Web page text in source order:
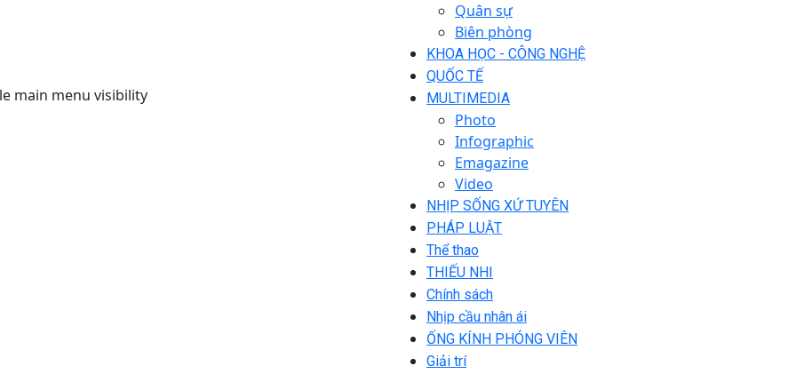
main menu visibility
Quân sự
Biên phòng
KHOA HỌC - CÔNG NGHỆ
QUỐC TẾ
MULTIMEDIA
Photo
Infographic
Emagazine
Video
NHỊP SỐNG XỨ TUYÊN
PHÁP LUẬT
Thể thao
THIẾU NHI
Chính sách
Nhịp cầu nhân ái
ỐNG KÍNH PHÓNG VIÊN
Giải trí